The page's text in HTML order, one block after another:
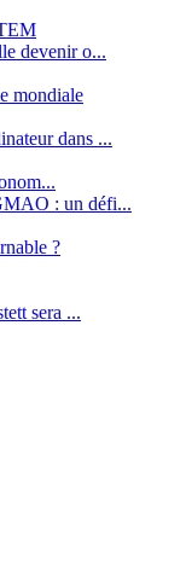
devenir o...
mondiale
dans ...
: un défi...
?
sera ...